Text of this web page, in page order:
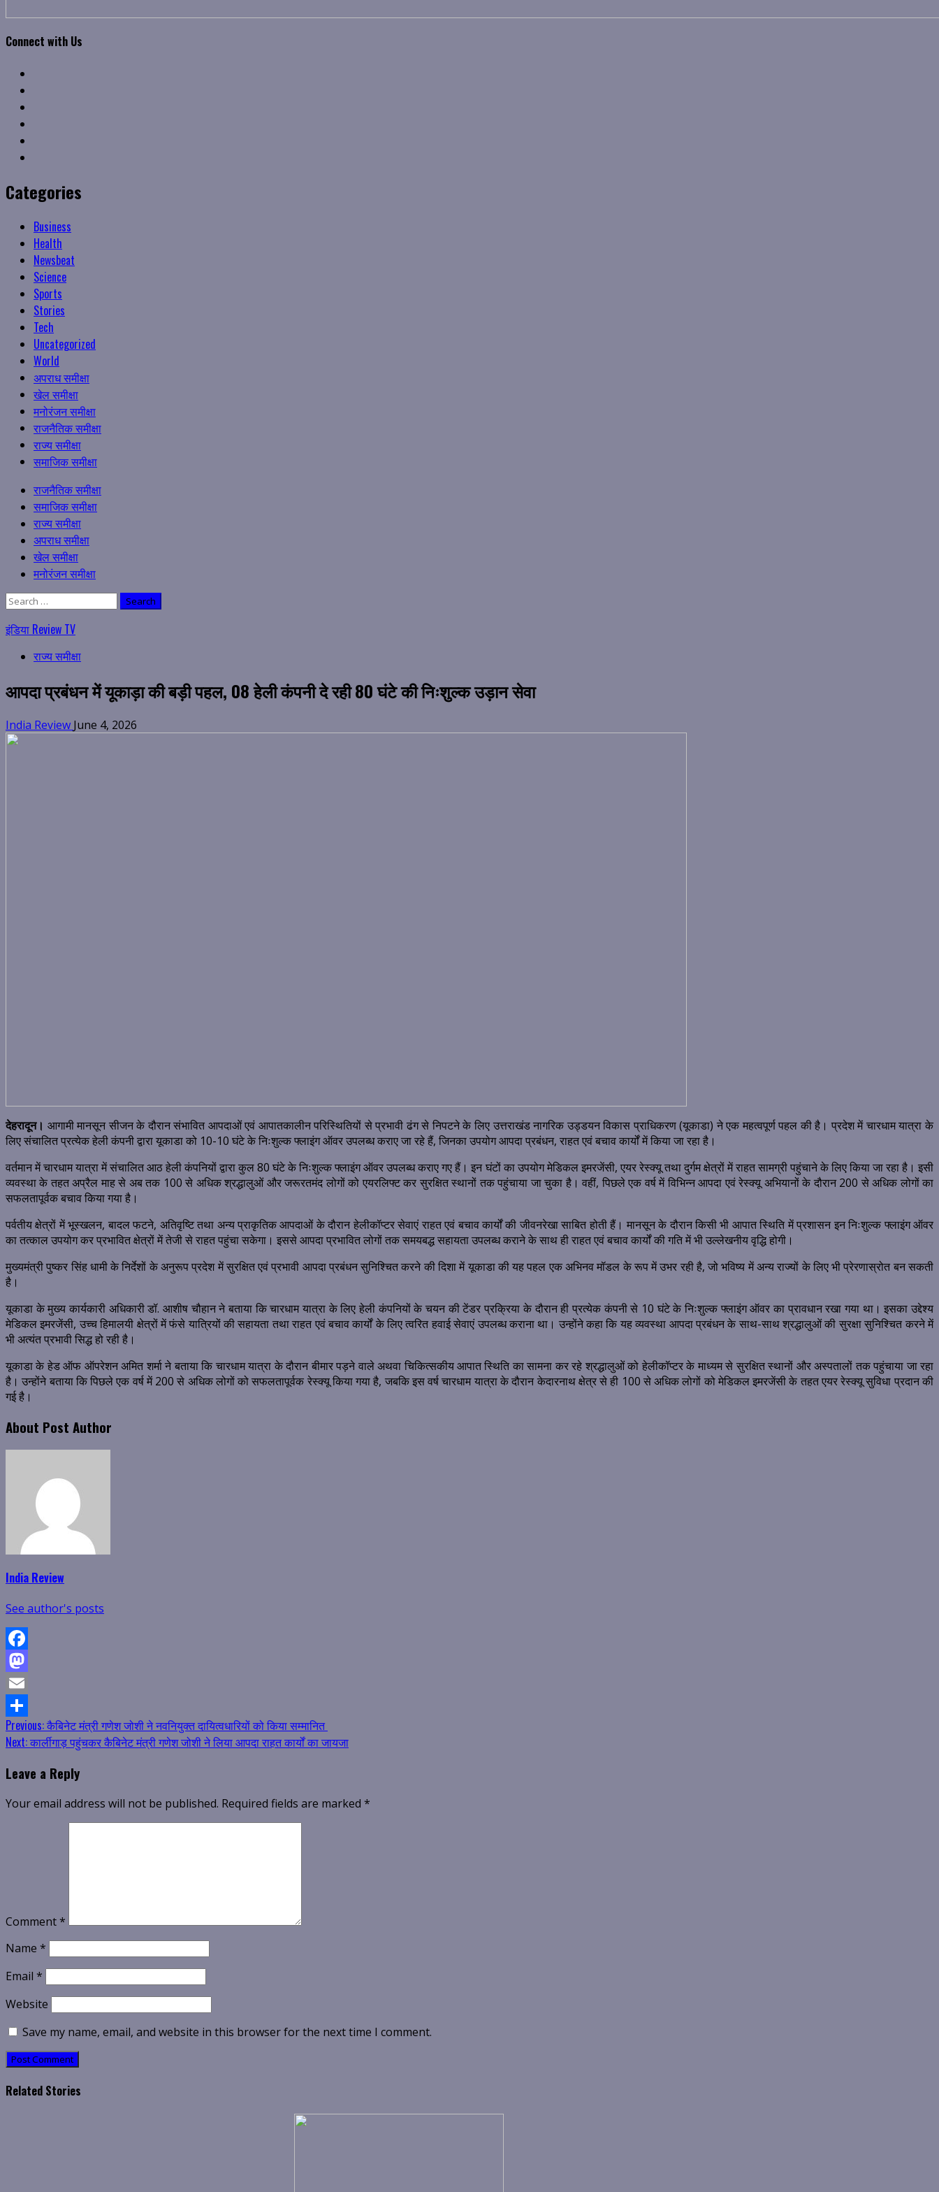
Connect with Us
Categories
Business
Health
Newsbeat
Science
Sports
Stories
Tech
Uncategorized
World
अपराध समीक्षा
खेल समीक्षा
मनोरंजन समीक्षा
राजनैतिक समीक्षा
राज्य समीक्षा
समाजिक समीक्षा
Primary
Menu
राजनैतिक समीक्षा
समाजिक समीक्षा
राज्य समीक्षा
अपराध समीक्षा
खेल समीक्षा
मनोरंजन समीक्षा
Search
इंडिया Review TV
राज्य समीक्षा
आपदा प्रबंधन में यूकाड़ा की बड़ी पहल, 08 हेली कंपनी दे रही 80 घंटे की निःशुल्क उड़ान सेवा
India Review June 4, 2026
देहरादून। आगामी मानसून सीजन के दौरान संभावित आपदाओं एवं आपातकालीन परिस्थितियों से प्रभावी ढंग से निपटने के लिए उत्तराखंड नागरिक उड्डयन विकास प्राधिकरण (यूकाडा) ने एक महत्वपूर्ण पहल की है। प्रदेश में चारधाम यात्रा के
लिए संचालित प्रत्येक हेली कंपनी द्वारा यूकाडा को 10-10 घंटे के निःशुल्क फ्लाइंग ऑवर उपलब्ध कराए जा रहे हैं, जिनका उपयोग आपदा प्रबंधन, राहत एवं बचाव कार्यों में किया जा रहा है।
वर्तमान में चारधाम यात्रा में संचालित आठ हेली कंपनियों द्वारा कुल 80 घंटे के निःशुल्क फ्लाइंग ऑवर उपलब्ध कराए गए हैं। इन घंटों का उपयोग मेडिकल इमरजेंसी, एयर रेस्क्यू तथा दुर्गम क्षेत्रों में राहत सामग्री पहुंचाने के लिए किया जा रहा है। इसी
व्यवस्था के तहत अप्रैल माह से अब तक 100 से अधिक श्रद्धालुओं और जरूरतमंद लोगों को एयरलिफ्ट कर सुरक्षित स्थानों तक पहुंचाया जा चुका है। वहीं, पिछले एक वर्ष में विभिन्न आपदा एवं रेस्क्यू अभियानों के दौरान 200 से अधिक लोगों का
सफलतापूर्वक बचाव किया गया है।
पर्वतीय क्षेत्रों में भूस्खलन, बादल फटने, अतिवृष्टि तथा अन्य प्राकृतिक आपदाओं के दौरान हेलीकॉप्टर सेवाएं राहत एवं बचाव कार्यों की जीवनरेखा साबित होती हैं। मानसून के दौरान किसी भी आपात स्थिति में प्रशासन इन निःशुल्क फ्लाइंग ऑवर
का तत्काल उपयोग कर प्रभावित क्षेत्रों में तेजी से राहत पहुंचा सकेगा। इससे आपदा प्रभावित लोगों तक समयबद्ध सहायता उपलब्ध कराने के साथ ही राहत एवं बचाव कार्यों की गति में भी उल्लेखनीय वृद्धि होगी।
मुख्यमंत्री पुष्कर सिंह धामी के निर्देशों के अनुरूप प्रदेश में सुरक्षित एवं प्रभावी आपदा प्रबंधन सुनिश्चित करने की दिशा में यूकाडा की यह पहल एक अभिनव मॉडल के रूप में उभर रही है, जो भविष्य में अन्य राज्यों के लिए भी प्रेरणास्रोत बन सकती
है।
यूकाडा के मुख्य कार्यकारी अधिकारी डॉ. आशीष चौहान ने बताया कि चारधाम यात्रा के लिए हेली कंपनियों के चयन की टेंडर प्रक्रिया के दौरान ही प्रत्येक कंपनी से 10 घंटे के निःशुल्क फ्लाइंग ऑवर का प्रावधान रखा गया था। इसका उद्देश्य
मेडिकल इमरजेंसी, उच्च हिमालयी क्षेत्रों में फंसे यात्रियों की सहायता तथा राहत एवं बचाव कार्यों के लिए त्वरित हवाई सेवाएं उपलब्ध कराना था। उन्होंने कहा कि यह व्यवस्था आपदा प्रबंधन के साथ-साथ श्रद्धालुओं की सुरक्षा सुनिश्चित करने में
भी अत्यंत प्रभावी सिद्ध हो रही है।
यूकाडा के हेड ऑफ ऑपरेशन अमित शर्मा ने बताया कि चारधाम यात्रा के दौरान बीमार पड़ने वाले अथवा चिकित्सकीय आपात स्थिति का सामना कर रहे श्रद्धालुओं को हेलीकॉप्टर के माध्यम से सुरक्षित स्थानों और अस्पतालों तक पहुंचाया जा रहा
है। उन्होंने बताया कि पिछले एक वर्ष में 200 से अधिक लोगों को सफलतापूर्वक रेस्क्यू किया गया है, जबकि इस वर्ष चारधाम यात्रा के दौरान केदारनाथ क्षेत्र से ही 100 से अधिक लोगों को मेडिकल इमरजेंसी के तहत एयर रेस्क्यू सुविधा प्रदान की
गई है।
About Post Author
India Review
See author's posts
Facebook
Mastodon
Email
Share
Continue
Reading
Previous:कैबिनेट मंत्री गणेश जोशी ने नवनियुक्त दायित्वधारियों को किया सम्मानित
Next:कार्लीगाड़ पहुंचकर कैबिनेट मंत्री गणेश जोशी ने लिया आपदा राहत कार्यों का जायजा
Leave a Reply
Your email address will not be published. Required fields are marked *
Comment*
Name *
Email *
Website
Save my name, email, and website in this browser for the next time I comment.
Related Stories